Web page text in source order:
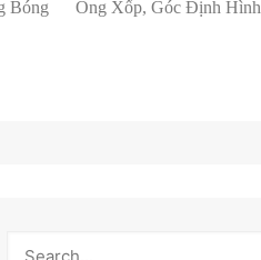
Bóng Ống Xốp, Góc Định Hình